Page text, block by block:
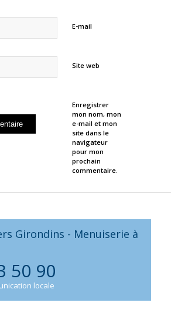
E-mail
Site web
Enregistrer
mon nom, mon
e-mail et mon
site dans le
navigateur
pour mon
prochain
commentaire.
Girondins - Menuiserie à
50 90
locale